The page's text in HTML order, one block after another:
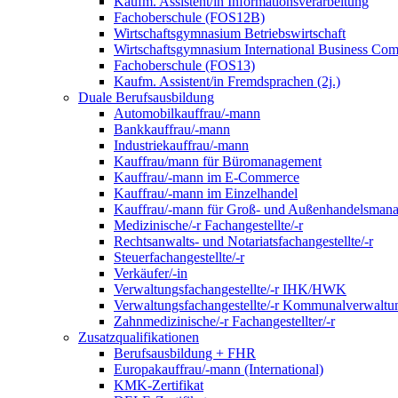
Fachoberschule (FOS12B)
Wirtschaftsgymnasium Betriebswirtschaft
Wirtschaftsgymnasium International Business
Fachoberschule (FOS13)
Kaufm. Assistent/in Fremdsprachen (2j.)
Duale Berufsausbildung
Automobilkauffrau/-mann
Bankkauffrau/-mann
Industriekauffrau/-mann
Kauffrau/mann für Büromanagement
Kauffrau/-mann im E-Commerce
Kauffrau/-mann im Einzelhandel
Kauffrau/-mann für Groß- und
Medizinische/-r Fachangestellte/-r
Rechtsanwalts- und Notariatsfachangestellte/-r
Steuerfachangestellte/-r
Verkäufer/-in
Verwaltungs­fach­angestellte/-r IHK/HWK
Verwaltungsfach­angestellte/-r
Zahnmedizinische/-r Fachangestellter/-r
Zusatzqualifikationen
Berufsausbildung + FHR
Europakauffrau/-mann (International)
KMK-Zertifikat